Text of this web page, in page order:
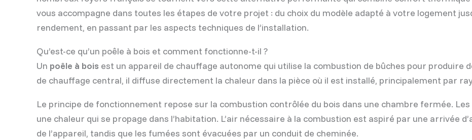
vous accompagne dans toutes les étapes de votre projet : du choix du modèle adapté à votre logement
rendement, en passant par les aspects techniques de l’installation.
Qu’est-ce qu’un poêle à bois et comment fonctionne-t-il ?
Un poêle à bois est un appareil de chauffage autonome qui utilise la combustion de bûches pour produire
de chauffage central, il diffuse directement la chaleur dans la pièce où il est installé, principalement par
Le principe de fonctionnement repose sur la combustion contrôlée du bois dans une chambre fermée.
une chaleur qui se propage dans l’habitation. L’air nécessaire à la combustion est aspiré par une arrivée
de l’appareil, tandis que les fumées sont évacuées par un conduit de cheminée.